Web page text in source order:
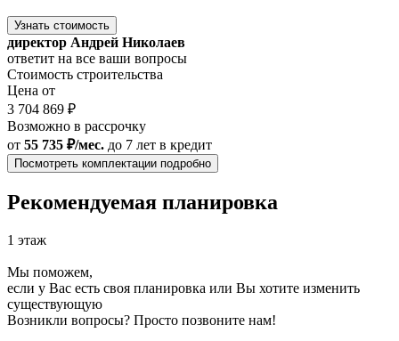
Узнать стоимость
директор Андрей Николаев
ответит на все ваши вопросы
Стоимость строительства
Цена от
3 704 869 ₽
Возможно в рассрочку
от 55 735 ₽/мес. до 7 лет в кредит
Посмотреть комплектации подробно
Рекомендуемая планировка
1 этаж
Мы поможем,
если у Вас есть своя планировка или Вы хотите изменить
существующую
Возникли вопросы? Просто позвоните нам!